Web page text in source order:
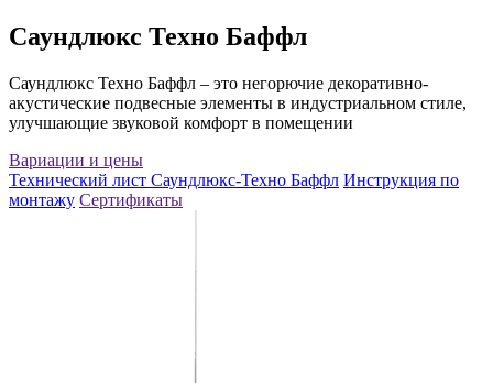
Саундлюкс Техно Баффл
Саундлюкс Техно Баффл – это негорючие декоративно-
акустические подвесные элементы в индустриальном стиле,
улучшающие звуковой комфорт в помещении
Вариации и цены
Технический лист Саундлюкс-Техно Баффл Инструкция по
монтажу Сертификаты